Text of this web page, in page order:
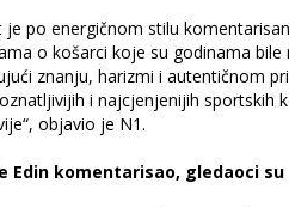
je po energičnom stilu
o košarci koje su godinama
znanju, harizmi i autentičnom
i najcjenjenijih sportskih
objavio je N1.
Edin komentarisao, gledaoci